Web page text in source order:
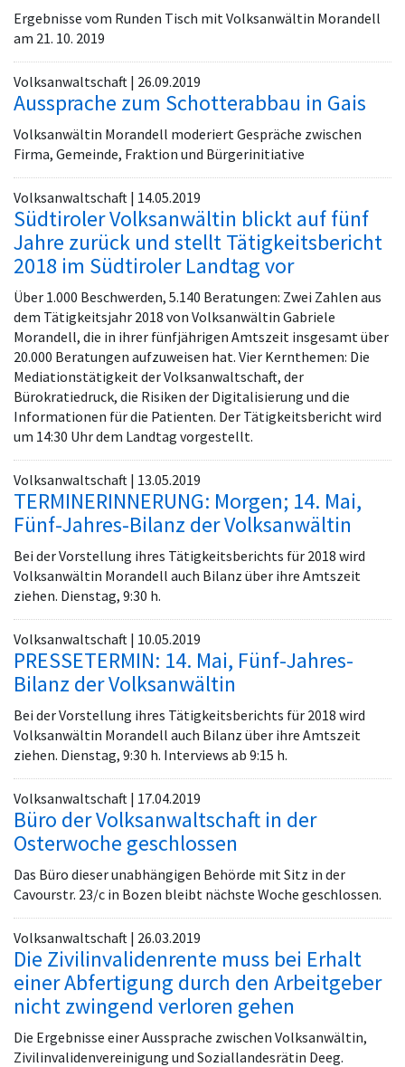
Ergebnisse vom Runden Tisch mit Volksanwältin Morandell
am 21. 10. 2019
Volksanwaltschaft | 26.09.2019
Aussprache zum Schotterabbau in Gais
Volksanwältin Morandell moderiert Gespräche zwischen
Firma, Gemeinde, Fraktion und Bürgerinitiative
Volksanwaltschaft | 14.05.2019
Südtiroler Volksanwältin blickt auf fünf
Jahre zurück und stellt Tätigkeitsbericht
2018 im Südtiroler Landtag vor
Über 1.000 Beschwerden, 5.140 Beratungen: Zwei Zahlen aus
dem Tätigkeitsjahr 2018 von Volksanwältin Gabriele
Morandell, die in ihrer fünfjährigen Amtszeit insgesamt über
20.000 Beratungen aufzuweisen hat. Vier Kernthemen: Die
Mediationstätigkeit der Volksanwaltschaft, der
Bürokratiedruck, die Risiken der Digitalisierung und die
Informationen für die Patienten. Der Tätigkeitsbericht wird
um 14:30 Uhr dem Landtag vorgestellt.
Volksanwaltschaft | 13.05.2019
TERMINERINNERUNG: Morgen; 14. Mai,
Fünf-Jahres-Bilanz der Volksanwältin
Bei der Vorstellung ihres Tätigkeitsberichts für 2018 wird
Volksanwältin Morandell auch Bilanz über ihre Amtszeit
ziehen. Dienstag, 9:30 h.
Volksanwaltschaft | 10.05.2019
PRESSETERMIN: 14. Mai, Fünf-Jahres-
Bilanz der Volksanwältin
Bei der Vorstellung ihres Tätigkeitsberichts für 2018 wird
Volksanwältin Morandell auch Bilanz über ihre Amtszeit
ziehen. Dienstag, 9:30 h. Interviews ab 9:15 h.
Volksanwaltschaft | 17.04.2019
Büro der Volksanwaltschaft in der
Osterwoche geschlossen
Das Büro dieser unabhängigen Behörde mit Sitz in der
Cavourstr. 23/c in Bozen bleibt nächste Woche geschlossen.
Volksanwaltschaft | 26.03.2019
Die Zivilinvalidenrente muss bei Erhalt
einer Abfertigung durch den Arbeitgeber
nicht zwingend verloren gehen
Die Ergebnisse einer Aussprache zwischen Volksanwältin,
Zivilinvalidenvereinigung und Soziallandesrätin Deeg.